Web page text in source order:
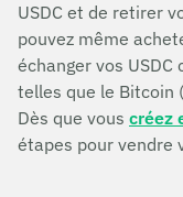
USDC et de retirer
pouvez même
échanger vos
telles que le Bitcoin
Dès que vous créez
étapes pour vendre